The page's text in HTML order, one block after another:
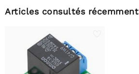
Articles consultés récemment